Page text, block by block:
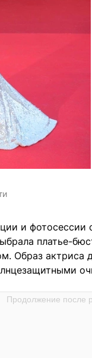
и
платье-
Образ актриса